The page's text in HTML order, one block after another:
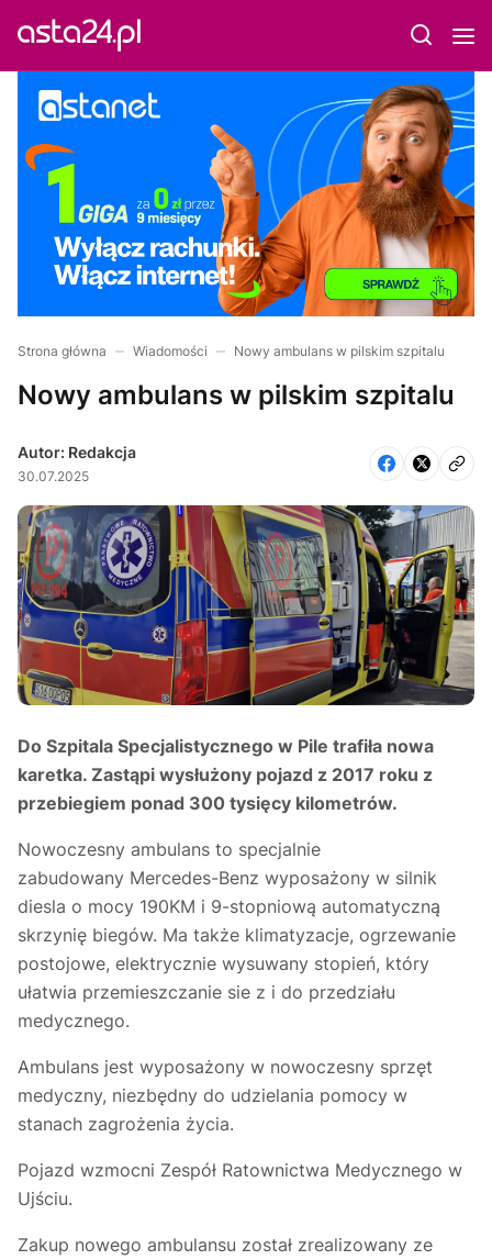
Strona główna Wiadomości Nowy ambulans w pilskim szpitalu
Nowy ambulans w pilskim szpitalu
Autor: Redakcja
30.07.2025
Do Szpitala Specjalistycznego w Pile trafiła nowa
karetka. Zastąpi wysłużony pojazd z 2017 roku z
przebiegiem ponad 300 tysięcy kilometrów.
Nowoczesny ambulans to specjalnie
zabudowany Mercedes-Benz wyposażony w silnik
diesla o mocy 190KM i 9-stopniową automatyczną
skrzynię biegów. Ma także klimatyzacje, ogrzewanie
postojowe, elektrycznie wysuwany stopień, który
ułatwia przemieszczanie sie z i do przedziału
medycznego.
Ambulans jest wyposażony w nowoczesny sprzęt
medyczny, niezbędny do udzielania pomocy w
stanach zagrożenia życia.
Pojazd wzmocni Zespół Ratownictwa Medycznego w
Ujściu.
Zakup nowego ambulansu został zrealizowany ze